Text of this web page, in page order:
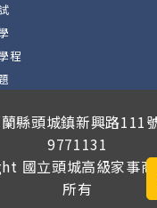
程
縣頭城鎮新興路111
9771131
國立頭城高級家事
所有